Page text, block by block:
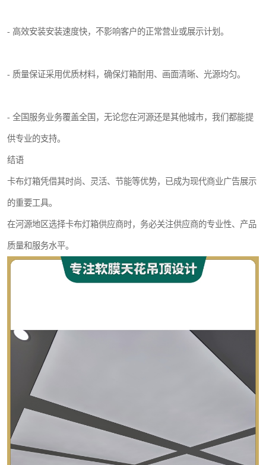
- 高效安装安装速度快，不影响客户的正常营业或展示计划。
- 质量保证采用优质材料，确保灯箱耐用、画面清晰、光源均匀。
- 全国服务业务覆盖全国，无论您在河源还是其他城市，我们都能提
供专业的支持。
结语
卡布灯箱凭借其时尚、灵活、节能等优势，已成为现代商业广告展示
的重要工具。
在河源地区选择卡布灯箱供应商时，务必关注供应商的专业性、产品
质量和服务水平。